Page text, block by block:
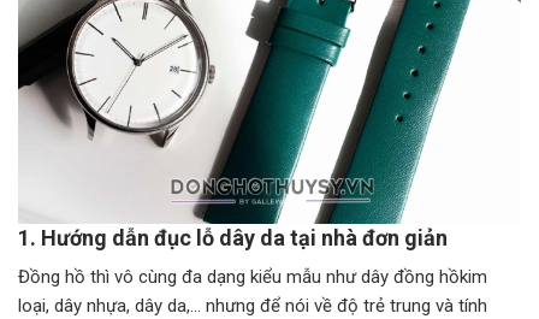
1. Hướng dẫn đục lỗ dây da tại nhà đơn giản
Đồng hồ thì vô cùng đa dạng kiểu mẫu như dây đồng hồkim
loại, dây nhựa, dây da,… nhưng để nói về độ trẻ trung và tính